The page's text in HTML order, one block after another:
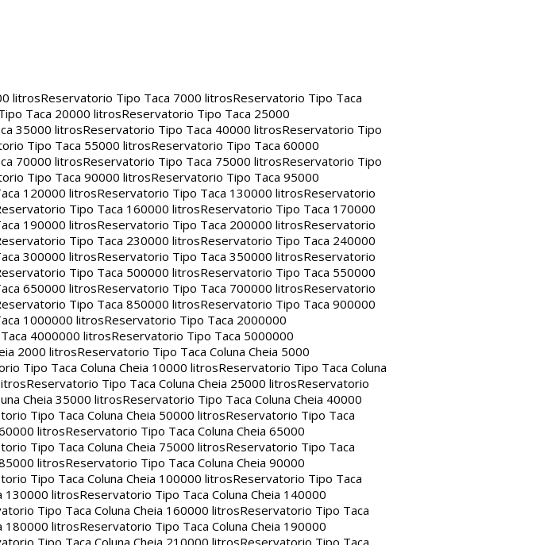
litrosReservatorio Tipo Taca 7000 litrosReservatorio Tipo Taca
Taca 20000 litrosReservatorio Tipo Taca 25000
35000 litrosReservatorio Tipo Taca 40000 litrosReservatorio Tipo
Tipo Taca 55000 litrosReservatorio Tipo Taca 60000
70000 litrosReservatorio Tipo Taca 75000 litrosReservatorio Tipo
Tipo Taca 90000 litrosReservatorio Tipo Taca 95000
120000 litrosReservatorio Tipo Taca 130000 litrosReservatorio
Tipo Taca 160000 litrosReservatorio Tipo Taca 170000
190000 litrosReservatorio Tipo Taca 200000 litrosReservatorio
Tipo Taca 230000 litrosReservatorio Tipo Taca 240000
300000 litrosReservatorio Tipo Taca 350000 litrosReservatorio
Tipo Taca 500000 litrosReservatorio Tipo Taca 550000
650000 litrosReservatorio Tipo Taca 700000 litrosReservatorio
Tipo Taca 850000 litrosReservatorio Tipo Taca 900000
1000000 litrosReservatorio Tipo Taca 2000000
4000000 litrosReservatorio Tipo Taca 5000000
2000 litrosReservatorio Tipo Taca Coluna Cheia 5000
Tipo Taca Coluna Cheia 10000 litrosReservatorio Tipo Taca Coluna
Reservatorio Tipo Taca Coluna Cheia 25000 litrosReservatorio
Cheia 35000 litrosReservatorio Tipo Taca Coluna Cheia 40000
Tipo Taca Coluna Cheia 50000 litrosReservatorio Tipo Taca
litrosReservatorio Tipo Taca Coluna Cheia 65000
Tipo Taca Coluna Cheia 75000 litrosReservatorio Tipo Taca
litrosReservatorio Tipo Taca Coluna Cheia 90000
Tipo Taca Coluna Cheia 100000 litrosReservatorio Tipo Taca
130000 litrosReservatorio Tipo Taca Coluna Cheia 140000
Tipo Taca Coluna Cheia 160000 litrosReservatorio Tipo Taca
180000 litrosReservatorio Tipo Taca Coluna Cheia 190000
Tipo Taca Coluna Cheia 210000 litrosReservatorio Tipo Taca